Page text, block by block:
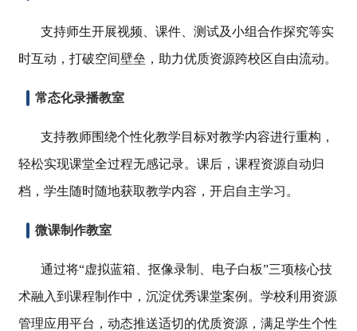
支持师生开展视频、课件、测试及小组合作探究等实
时互动，打破空间壁垒，助力优质资源跨校区自由流动。
常态化录播教室
支持教师围绕个性化教学目标对教学内容进行重构，
轻松实现课堂全过程无感记录。课后，课程资源自动归
档，学生随时随地获取教学内容，开启自主学习。
微课制作教室
通过将“虚拟蓝箱、抠像录制、电子白板”三项核心技
术融入到课程制作中，沉淀优秀课堂案例。学校利用资源
管理应用平台，动态推送适切的优质资源，满足学生个性